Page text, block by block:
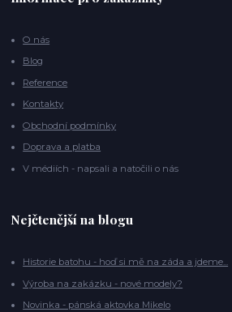
O nás
Blog
Reference
Kontakty
Obchodní podmínky
Doprava a platba
V médiích - napsali a natočili o nás
Nejčtenější na blogu
Historie batohu - hoď si mě na záda a jdeme...
Výroba na zakázku - nové modely?
Novinka - pánská aktovka Mikelo